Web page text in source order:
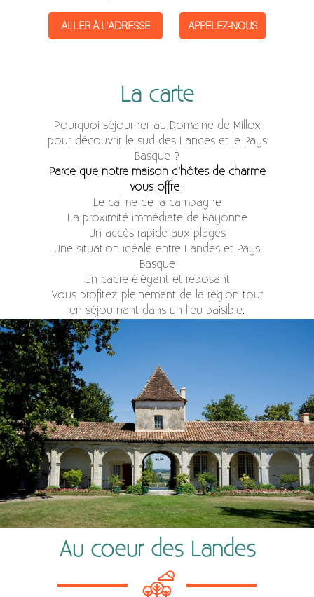
ALLER À L'ADRESSE APPELEZ-NOUS
La carte
Pourquoi séjourner au Domaine de Millox
pour découvrir le sud des Landes et le Pays
Basque ?
Parce que notre maison d’hôtes de charme
vous offre:
Le calme de la campagne
La proximité immédiate de Bayonne
Un accès rapide aux plages
Une situation idéale entre Landes et Pays
Basque
Un cadre élégant et reposant
Vous profitez pleinement de la région tout
en séjournant dans un lieu paisible.
Au coeur des Landes